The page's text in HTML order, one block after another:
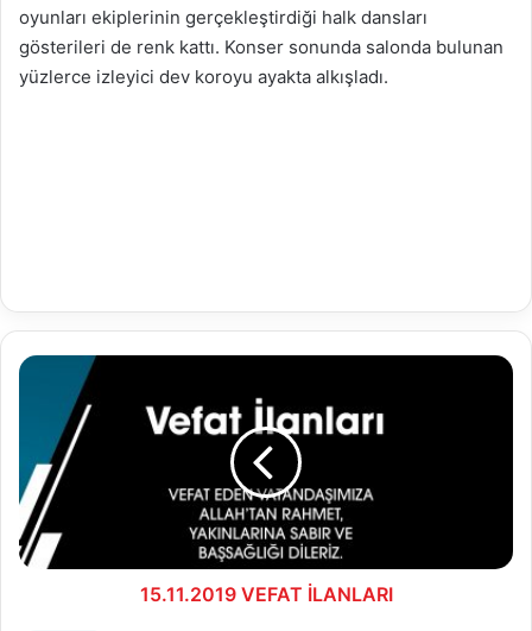
oyunları ekiplerinin gerçekleştirdiği halk dansları
gösterileri de renk kattı. Konser sonunda salonda bulunan
yüzlerce izleyici dev koroyu ayakta alkışladı.
15.11.2019
İLANLARI
15.11.2019 VEFAT İLANLARI